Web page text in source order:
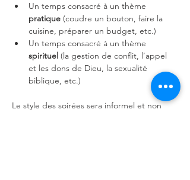
Un temps consacré à un thème
pratique (coudre un bouton, faire la
cuisine, préparer un budget, etc.)
Un temps consacré à un thème
spirituel (la gestion de conflit, l’appel
et les dons de Dieu, la sexualité
biblique, etc.)
Le style des soirées sera informel et non